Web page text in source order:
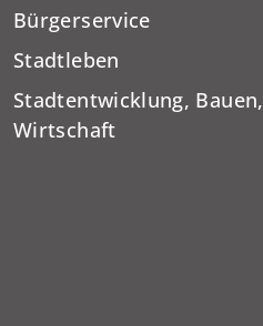
Bürgerservice
Stadtleben
Stadtentwicklung, Bauen,
Wirtschaft